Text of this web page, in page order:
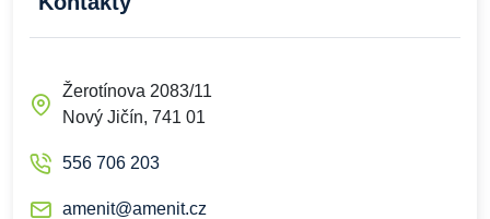
Žerotínova 2083/11
Nový Jičín, 741 01
556 706 203
amenit@amenit.cz